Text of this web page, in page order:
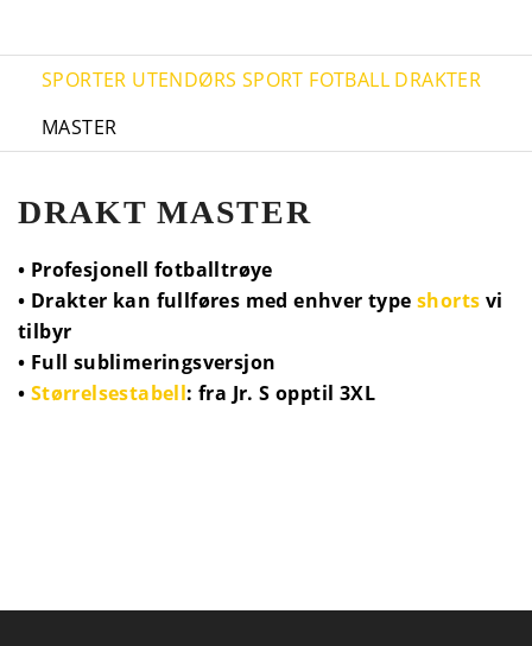
SPORTER UTENDØRS SPORT FOTBALL DRAKTER
MASTER
DRAKT MASTER
• Profesjonell fotballtrøye
• Drakter kan fullføres med enhver type shorts vi
tilbyr
• Full sublimeringsversjon
• Størrelsestabell: fra Jr. S opptil 3XL